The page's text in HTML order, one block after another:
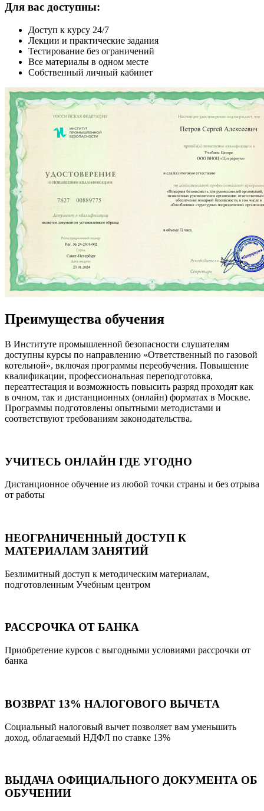
Для вас доступны:
Доступ к курсу 24/7
Лекции и практические задания
Тестирование без ограничений
Все материалы в одном месте
Собственный личный кабинет
Преимущества обучения
В Институте промышленной безопасности слушателям
доступны курсы по направлению «Ответственный по газовой
котельной», включая программы переобучения. Повышение
квалификации, профессиональная переподготовка,
переаттестация и возможность повысить разряд проходят как
в очном, так и дистанционных (онлайн) форматах в Москве.
Программы подготовлены опытными методистами и
соответствуют требованиям законодательства.
УЧИТЕСЬ ОНЛАЙН ГДЕ УГОДНО
Дистанционное обучение из любой точки страны и без отрыва
от работы
НЕОГРАНИЧЕННЫЙ ДОСТУП К
МАТЕРИАЛАМ ЗАНЯТИЙ
Безлимитный доступ к методическим материалам,
подготовленным Учебным центром
РАССРОЧКА ОТ БАНКА
Приобретение курсов с выгодными условиями рассрочки от
банка
ВОЗВРАТ 13% НАЛОГОВОГО ВЫЧЕТА
Социальный налоговый вычет позволяет вам уменьшить
доход, облагаемый НДФЛ по ставке 13%
ВЫДАЧА ОФИЦИАЛЬНОГО ДОКУМЕНТА ОБ
ОБУЧЕНИИ